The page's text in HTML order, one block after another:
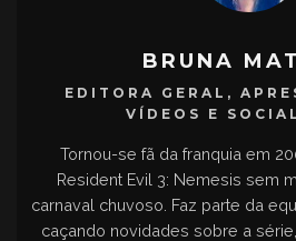
BRUNA
EDITORA GERAL,
VÍDEOS E
Tornou-se fã da franquia em
Resident Evil 3: Nemesis sem
carnaval chuvoso. Faz parte da
caçando novidades sobre a